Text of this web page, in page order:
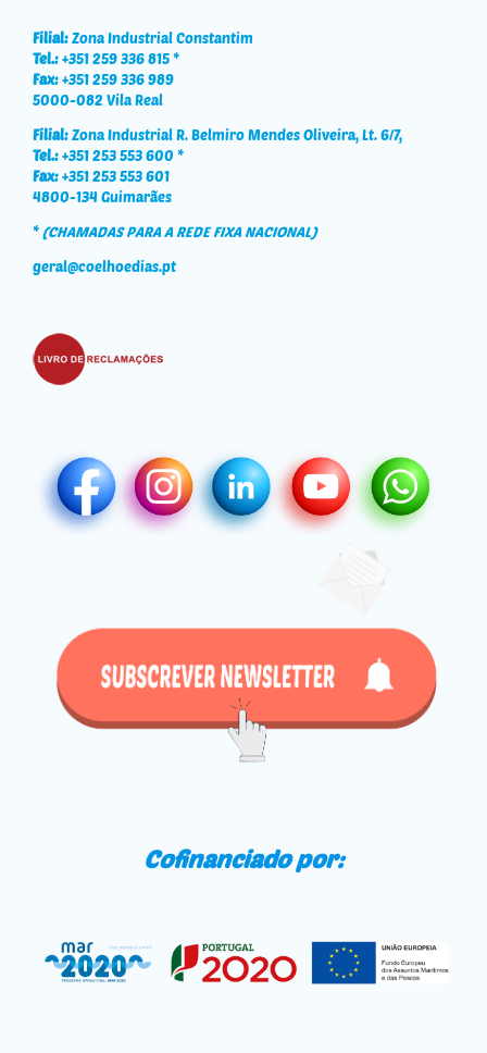
Filial:Zona Industrial Constantim
Tel.:+351 259 336 815 *
Fax:+351 259 336 989
5000-082 Vila Real
Filial:Zona Industrial R. Belmiro Mendes Oliveira, Lt. 6/7,
Tel.:+351 253 553 600 *
Fax:+351 253 553 601
4800-134 Guimarães
*(CHAMADAS PARA A REDE FIXA NACIONAL)
geral@coelhoedias.pt
Cofinanciado por: